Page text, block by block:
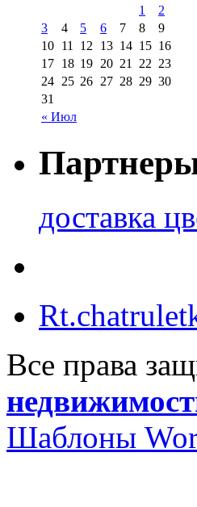
« Июл
1
2
3
4 5 6 7 8
9
10 11 12 13 14 15 16
17 18 19 20 21 22 23
24 25 26 27 28 29 30
31
доставка
Все права
Шаблоны